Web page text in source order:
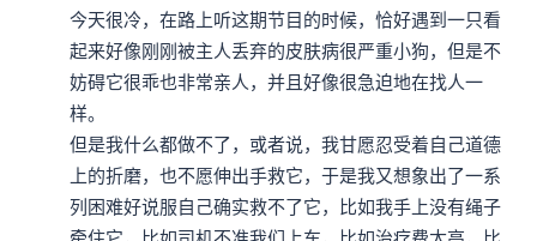
今天很冷，在路上听这期节目的时候，恰好遇到一只看
起来好像刚刚被主人丢弃的皮肤病很严重小狗，但是不
妨碍它很乖也非常亲人，并且好像很急迫地在找人一
样。
但是我什么都做不了，或者说，我甘愿忍受着自己道德
上的折磨，也不愿伸出手救它，于是我又想象出了一系
列困难好说服自己确实救不了它，比如我手上没有绳子